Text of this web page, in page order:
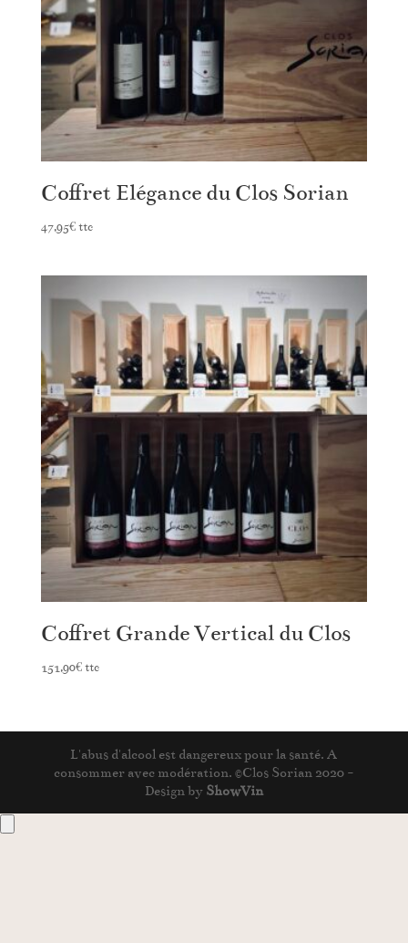
Coffret Elégance du Clos Sorian
47,95€ ttc
Coffret Grande Vertical du Clos
151,90€ ttc
L'abus d'alcool est dangereux pour la santé. A
consommer avec modération. ©Clos Sorian 2020 -
Design by ShowVin